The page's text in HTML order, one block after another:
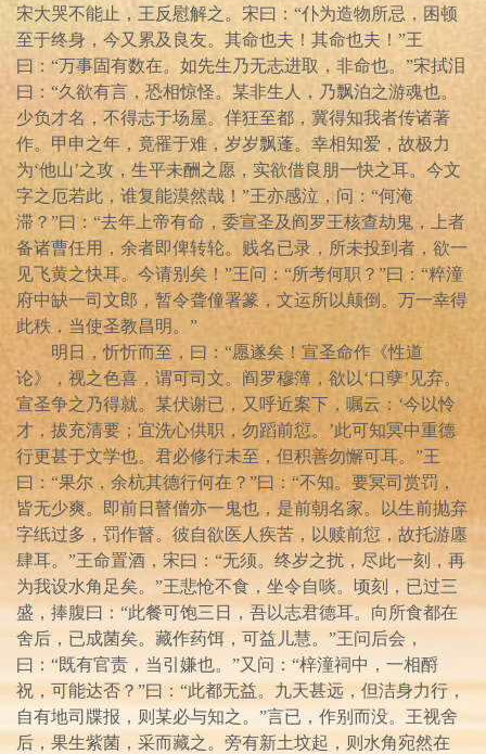
宋大哭不能止，王反慰解之。宋曰：“仆为造物所忌，困顿
至于终身，今又累及良友。其命也夫！其命也夫！”王
曰：“万事固有数在。如先生乃无志进取，非命也。”宋拭泪
曰：“久欲有言，恐相惊怪。某非生人，乃飘泊之游魂也。
少负才名，不得志于场屋。佯狂至都，冀得知我者传诸著
作。甲申之年，竟罹于难，岁岁飘蓬。幸相知爱，故极力
为‘他山’之攻，生平未酬之愿，实欲借良朋一快之耳。今文
字之厄若此，谁复能漠然哉！”王亦感泣，问：“何淹
滞？”曰：“去年上帝有命，委宣圣及阎罗王核查劫鬼，上者
备诸曹任用，余者即俾转轮。贱名已录，所未投到者，欲一
见飞黄之快耳。今请别矣！”王问：“所考何职？”曰：“粹潼
府中缺一司文郎，暂令聋僮署篆，文运所以颠倒。万一幸得
此秩，当使圣教昌明。”
明日，忻忻而至，曰：“愿遂矣！宣圣命作《性道
论》，视之色喜，谓可司文。阎罗穆簿，欲以‘口孽’见弃。
宣圣争之乃得就。某伏谢已，又呼近案下，嘱云：‘今以怜
才，拔充清要；宜洗心供职，勿蹈前愆。’此可知冥中重德
行更甚于文学也。君必修行未至，但积善勿懈可耳。”王
曰：“果尔，余杭其德行何在？”曰：“不知。要冥司赏罚，
皆无少爽。即前日瞽僧亦一鬼也，是前朝名家。以生前抛弃
字纸过多，罚作瞽。彼自欲医人疾苦，以赎前愆，故托游廛
肆耳。”王命置酒，宋曰：“无须。终岁之扰，尽此一刻，再
为我设水角足矣。”王悲怆不食，坐令自啖。顷刻，已过三
盛，捧腹曰：“此餐可饱三日，吾以志君德耳。向所食都在
舍后，已成菌矣。藏作药饵，可益儿慧。”王问后会，
曰：“既有官责，当引嫌也。”又问：“梓潼祠中，一相酹
祝，可能达否？”曰：“此都无益。九天甚远，但洁身力行，
自有地司牒报，则某必与知之。”言已，作别而没。王视舍
后，果生紫菌，采而藏之。旁有新土坟起，则水角宛然在